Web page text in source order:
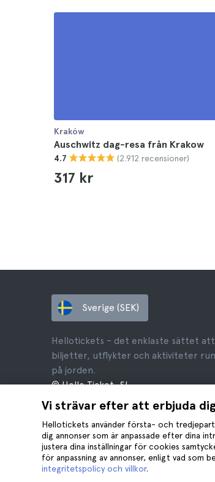
Kraków
Auschwitz dag-resa från Krakow
4.7 (2.912 recensioner)
317 kr
Vi strävar efter att erbjuda
Hellotickets använder första- och
dig annonser som är anpassade efter dina
justera dina inställningar för cookies
för anpassning av annonser, enligt vad som
integritetspolicy och villkor.
Sverige (SEK)
Hellotickets – det enklaste sättet
biljetter, utflykter och aktiviteter
på jorden.
© Hello Ticket, SL.